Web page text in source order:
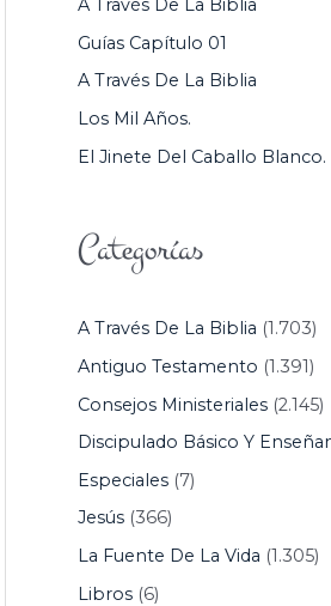
R
:
A Través De La Biblia
Guías Capítulo 01
A Través De La Biblia
Los Mil Años.
El Jinete Del Caballo Blanco.
Categorías
A Través De La Biblia (1.703)
Antiguo Testamento (1.391)
Consejos Ministeriales(2.145)
Discipulado Básico Y
Especiales(7)
Jesús(366)
La Fuente De La Vida (1.305)
Libros(6)